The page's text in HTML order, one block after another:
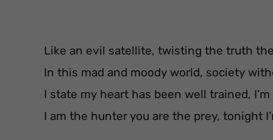
Like an evil satellite, twisting the truth
In this mad and moody world, society
I state my heart has been well trained,
I am the hunter you are the prey, tonight